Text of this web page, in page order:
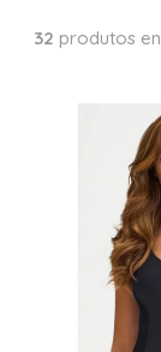
32 produtos